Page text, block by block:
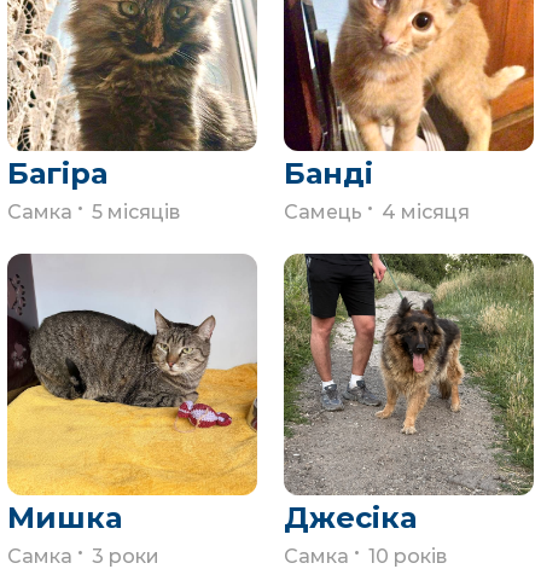
Багіра
Самка . 5 місяців
Банді
Самець . 4 місяця
Мишка
Самка . 3 роки
Джесіка
Самка . 10 років